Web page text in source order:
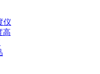
仪
高